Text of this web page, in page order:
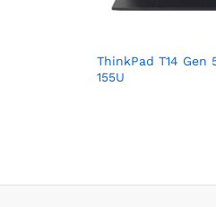
ThinkPad T14 Gen
155U